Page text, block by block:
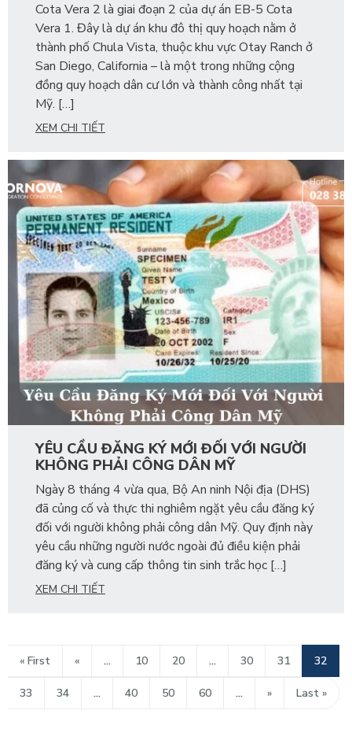
Cota Vera 2 là giai đoạn 2 của dự án EB-5 Cota
Vera 1. Đây là dự án khu đô thị quy hoạch nằm ở
thành phố Chula Vista, thuộc khu vực Otay Ranch ở
San Diego, California – là một trong những cộng
đồng quy hoạch dân cư lớn và thành công nhất tại
Mỹ. […]
XEM CHI TIẾT
YÊU CẦU ĐĂNG KÝ MỚI ĐỐI VỚI NGƯỜI
KHÔNG PHẢI CÔNG DÂN MỸ
Ngày 8 tháng 4 vừa qua, Bộ An ninh Nội địa (DHS)
đã củng cố và thực thi nghiêm ngặt yêu cầu đăng ký
đối với người không phải công dân Mỹ. Quy định này
yêu cầu những người nước ngoài đủ điều kiện phải
đăng ký và cung cấp thông tin sinh trắc học […]
XEM CHI TIẾT
« First « ... 10 20 ... 30 31 32
33 34 ... 40 50 60 ... » Last »